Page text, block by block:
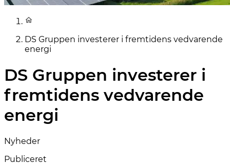
DS Gruppen investerer i fremtidens vedvarende
energi
DS Gruppen investerer i
fremtidens vedvarende
energi
Nyheder
Publiceret